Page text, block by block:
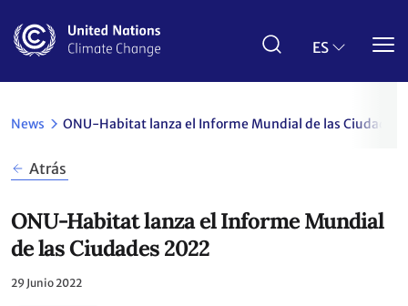
contenido
ES
News ONU-Habitat lanza el Informe Mundial de las Ciudades
Atrás
ONU-Habitat lanza el Informe Mundial
de las Ciudades 2022
29 Junio 2022